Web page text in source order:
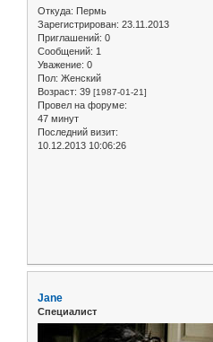
Откуда: Пермь
Зарегистрирован: 23.11.2013
Приглашений: 0
Сообщений: 1
Уважение: 0
Пол: Женский
Возраст: 39 [1987-01-21]
Провел на форуме:
47 минут
Последний визит:
10.12.2013 10:06:26
Jane
Специалист